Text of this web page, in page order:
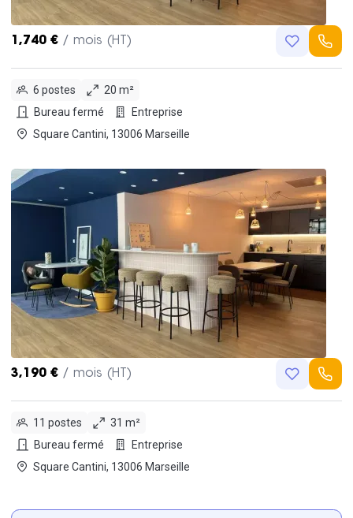
1,740 € / mois (HT)
6 postes
20 m²
Bureau fermé
Entreprise
Square Cantini, 13006 Marseille
3,190 € / mois (HT)
11 postes
31 m²
Bureau fermé
Entreprise
Square Cantini, 13006 Marseille